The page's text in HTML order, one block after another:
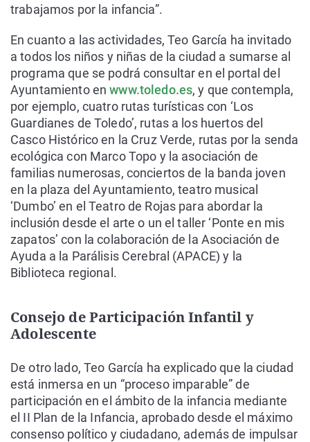
trabajamos por la infancia”.
En cuanto a las actividades, Teo García ha invitado
a todos los niños y niñas de la ciudad a sumarse al
programa que se podrá consultar en el portal del
Ayuntamiento enwww.toledo.es, y que contempla,
por ejemplo, cuatro rutas turísticas con ‘Los
Guardianes de Toledo’, rutas a los huertos del
Casco Histórico en la Cruz Verde, rutas por la senda
ecológica con Marco Topo y la asociación de
familias numerosas, conciertos de la banda joven
en la plaza del Ayuntamiento, teatro musical
‘Dumbo’ en el Teatro de Rojas para abordar la
inclusión desde el arte o un el taller ‘Ponte en mis
zapatos’ con la colaboración de la Asociación de
Ayuda a la Parálisis Cerebral (APACE) y la
Biblioteca regional.
Consejo de Participación Infantil y
Adolescente
De otro lado, Teo García ha explicado que la ciudad
está inmersa en un “proceso imparable” de
participación en el ámbito de la infancia mediante
el II Plan de la Infancia, aprobado desde el máximo
consenso político y ciudadano, además de impulsar